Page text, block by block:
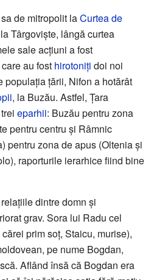
de mitropolit laCurtea de
Târgoviște, lângă curtea
sale acțiuni a fost
au fost hirotoniți doi noi
populația țării, Nifon a hotărât
, la Buzău. Astfel, Țara
eparhii: Buzău pentru zona
pentru centru și Râmnic
pentru zona de apus (Oltenia și
raporturile ierarhice fiind bine
dintre domn și
grav. Sora lui Radu cel
prim soț, Staicu, murise),
pe nume Bogdan,
Aflând însă că Bogdan era